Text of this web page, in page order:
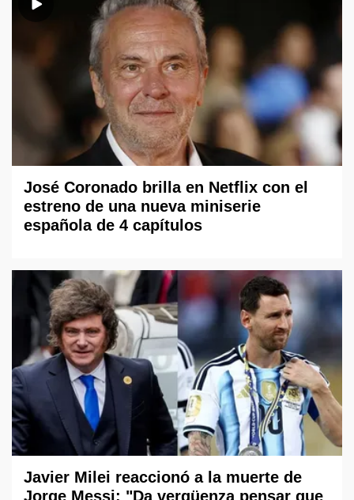
José Coronado brilla en Netflix con el
estreno de una nueva miniserie
española de 4 capítulos
Javier Milei reaccionó a la muerte de
Jorge Messi: "Da vergüenza pensar que